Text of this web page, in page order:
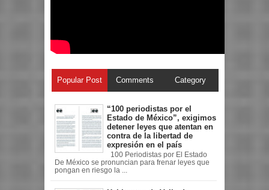
Popular Post Comments Category
“100 periodistas por el
Estado de México”, exigimos
detener leyes que atentan en
contra de la libertad de
expresión en el país
100 Periodistas por El Estado
De México se pronuncian para frenar leyes que
pongan en riesgo la ...